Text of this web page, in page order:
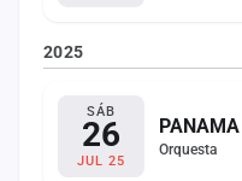
2025
SÁB
26
JUL 25
PANAMA
Orquesta